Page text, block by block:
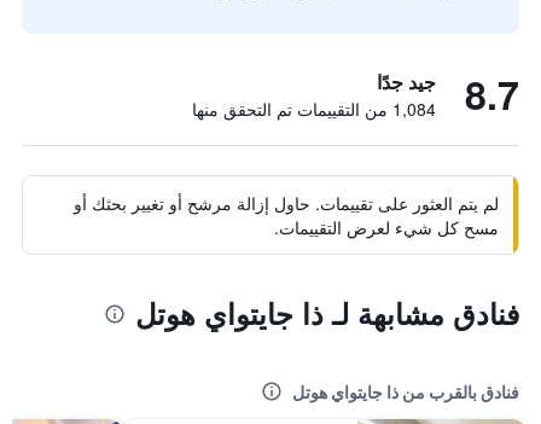
8.7 جيد جدًا
1,084 من التقييمات تم التحقق منها
لم يتم العثور على تقييمات. حاول إزالة مرشح أو تغيير بحثك أو
مسح كل شيء لعرض التقييمات.
فنادق مشابهة لـ ذا جايتواي هوتل
فنادق بالقرب من ذا جايتواي هوتل